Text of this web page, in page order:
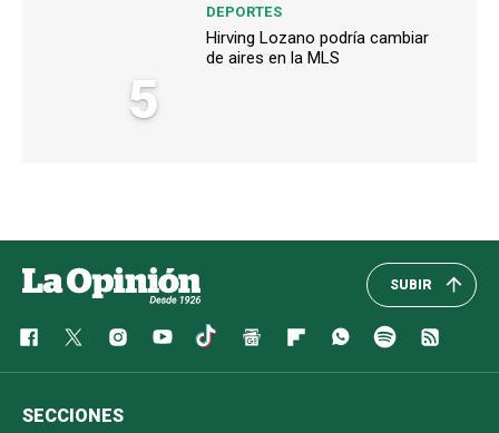
5
DEPORTES
Hirving Lozano podría cambiar
de aires en la MLS
SUBIR
SECCIONES